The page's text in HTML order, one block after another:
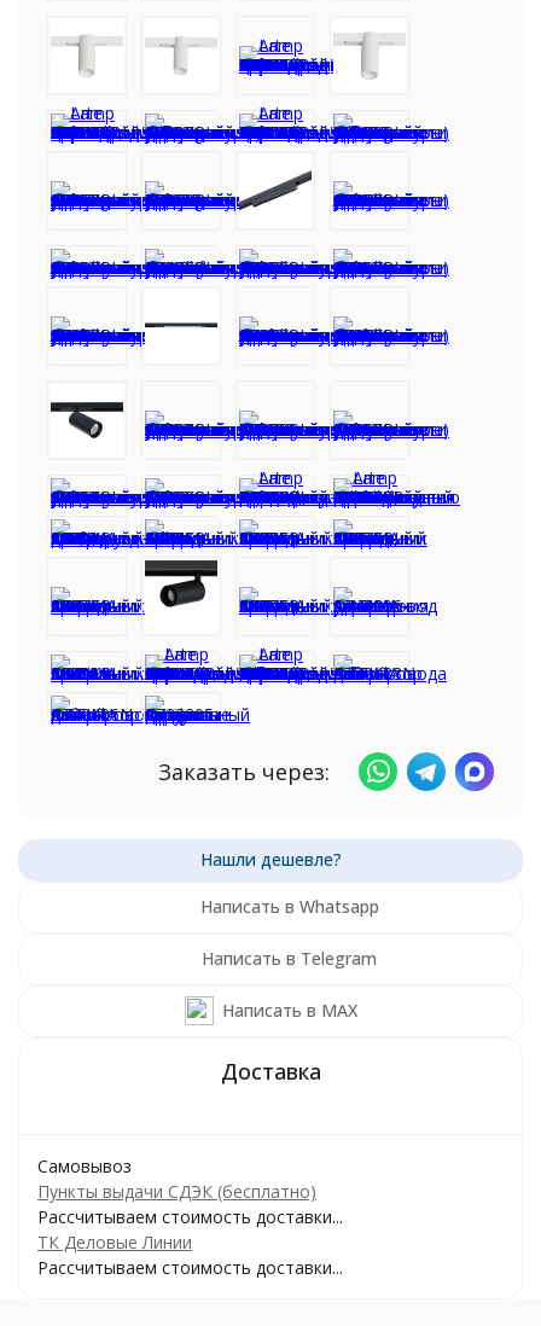
Заказать через:
Написать в Whatsapp
Написать в Telegram
Написать в MAX
Самовывоз
Пункты выдачи СДЭК (бесплатно)
Рассчитываем стоимость доставки...
ТК Деловые Линии
Рассчитываем стоимость доставки...